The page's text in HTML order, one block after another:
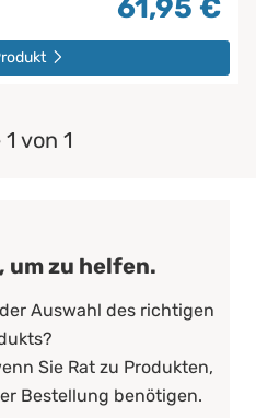
61,95 €
von 1
um zu helfen.
Auswahl des richtigen
Sie Rat zu Produkten,
Bestellung benötigen.